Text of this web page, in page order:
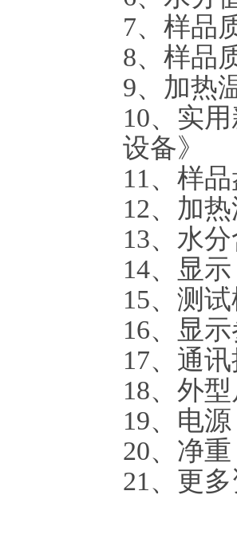
7、样品
8、样品
9、加热
10、实
设备》
11、样
12、加
13、水
14、显
15、测
16、显
17、通
18、外
19、电
20、净
21、更